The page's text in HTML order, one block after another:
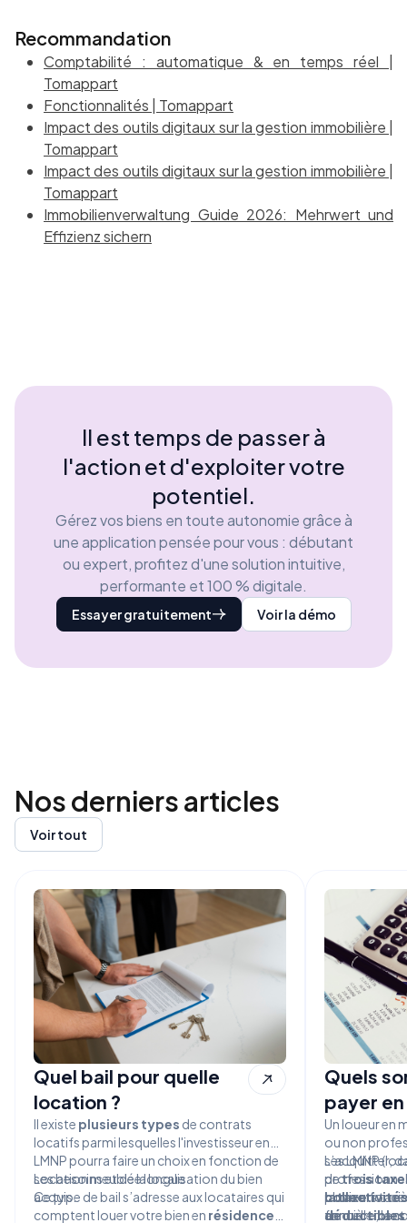
Recommandation
Comptabilité : automatique & en temps réel |
Tomappart
Fonctionnalités | Tomappart
Impact des outils digitaux sur la gestion immobilière |
Tomappart
Impact des outils digitaux sur la gestion immobilière |
Tomappart
Immobilienverwaltung Guide 2026: Mehrwert und
Effizienz sichern
Il est temps de passer à
l'action et d'exploiter votre
potentiel.
Gérez vos biens en toute autonomie grâce à
une application pensée pour vous : débutant
ou expert, profitez d'une solution intuitive,
performante et 100 % digitale.
Essayer gratuitement Voir la démo
Nos derniersarticles
Voir tout
Quel bail pour quelle
location ?
Il existe plusieurs types de contrats
locatifs parmi lesquelles l'investisseur en
LMNP pourra faire un choix en fonction de
ses besoins et de la localisation du bien
acquis.
Location meublée longue
Ce type de bail s’adresse aux locataires qui
comptent louer votre bien en résidence
Quels
payer en
Un loueur en
ou non
s’acquitter,
detrois
foncière, la
Les LMNP
plusieurs
la taxe